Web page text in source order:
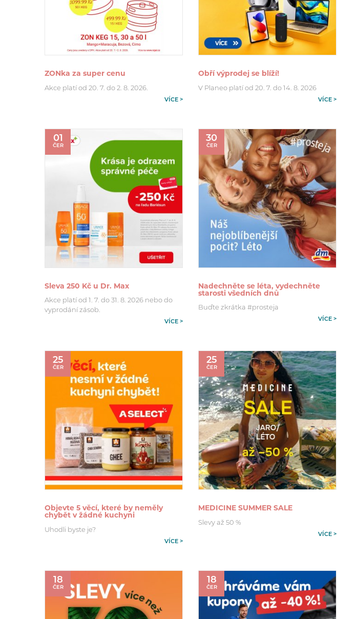
ZONka za super cenu
Akce platí od 20. 7. do 2. 8. 2026.
VÍCE >
Obří výprodej se blíží!
V Planeo platí od 20. 7. do 14. 8. 2026
VÍCE >
01
ČER
Sleva 250 Kč u Dr. Max
Akce platí od 1. 7. do 31. 8. 2026 nebo do
vyprodání zásob.
VÍCE >
30
ČER
Nadechněte se léta, vydechněte
starosti všedních dnů
Buďte zkrátka #prosteja
VÍCE >
25
ČER
Objevte 5 věcí, které by neměly
chybět v žádné kuchyni
Uhodli byste je?
VÍCE >
25
ČER
MEDICINE SUMMER SALE
Slevy až 50 %
VÍCE >
18
ČER
18
ČER